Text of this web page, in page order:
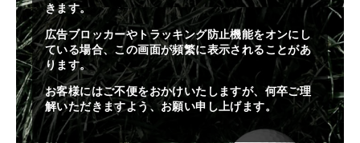
きます。
広告ブロッカーやトラッキング防止機能をオンにし
ている場合、この画面が頻繁に表示されることがあ
ります。
お客様にはご不便をおかけいたしますが、何卒ご理
解いただきますよう、お願い申し上げます。